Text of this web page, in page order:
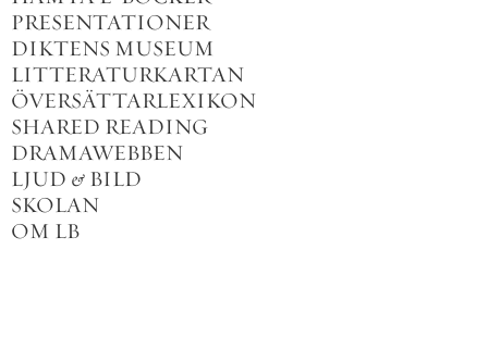
PRESENTATIONER
DIKTENS MUSEUM
LITTERATURKARTAN
ÖVERSÄTTARLEXIKON
SHARED READING
DRAMAWEBBEN
LJUD & BILD
SKOLAN
OM LB